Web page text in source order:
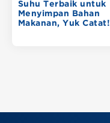
Suhu Terbaik untuk
Menyimpan Bahan
Makanan, Yuk Catat!